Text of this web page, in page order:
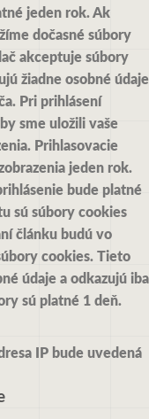
jeden rok.Ak
dočasné súbory
akceptuje súbory
žiadne osobné údaje
Pri prihlásení
sme uložili vaše
Prihlasovacie
jeden rok.
bude platné
sú súbory cookies
článku budú vo
cookies. Tieto
údaje a odkazujú iba
sú platné 1 deň.
IP bude uvedená